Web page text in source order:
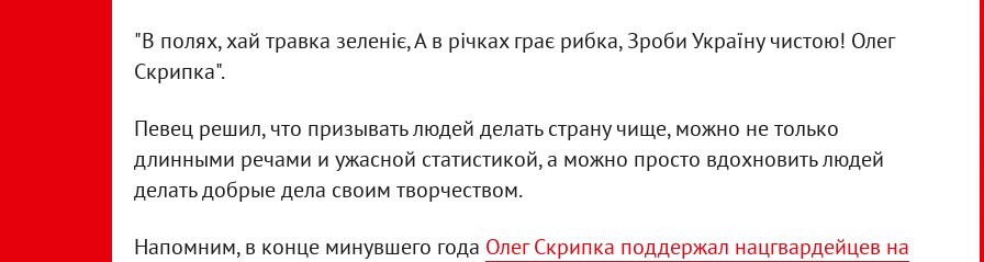
"В полях, хай травка зеленіє, А в річках грає рибка, Зроби Україну чистою! Олег
Скрипка".
Певец решил, что призывать людей делать страну чище, можно не только
длинными речами и ужасной статистикой, а можно просто вдохновить людей
делать добрые дела своим творчеством.
Напомним, в конце минувшего года Олег Скрипка поддержал нацгвардейцев на